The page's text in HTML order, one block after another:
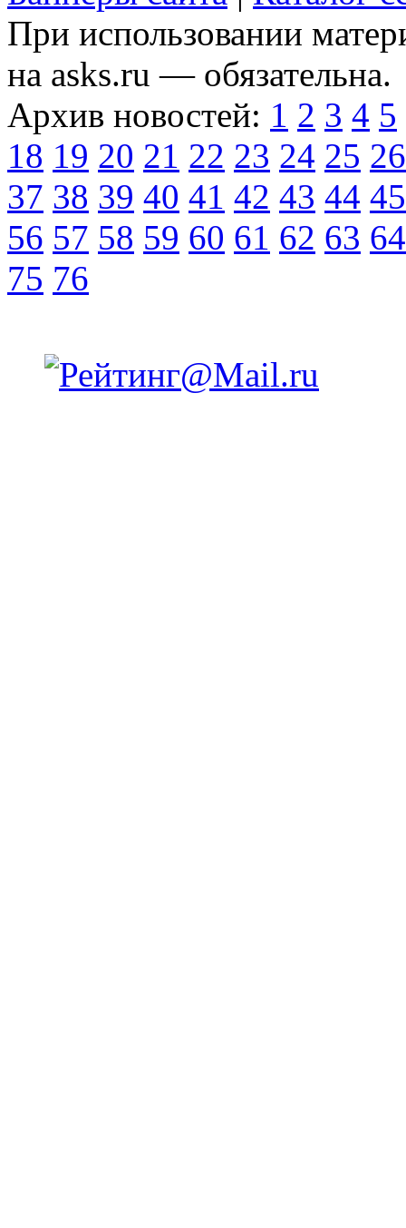
При использовании
на asks.ru — обязательна.
Архив новостей: 1 2 3 4 5
18 19 20 21 22 23 24 25 26
37 38 39 40 41 42 43 44 45
56 57 58 59 60 61 62 63 64
75 76